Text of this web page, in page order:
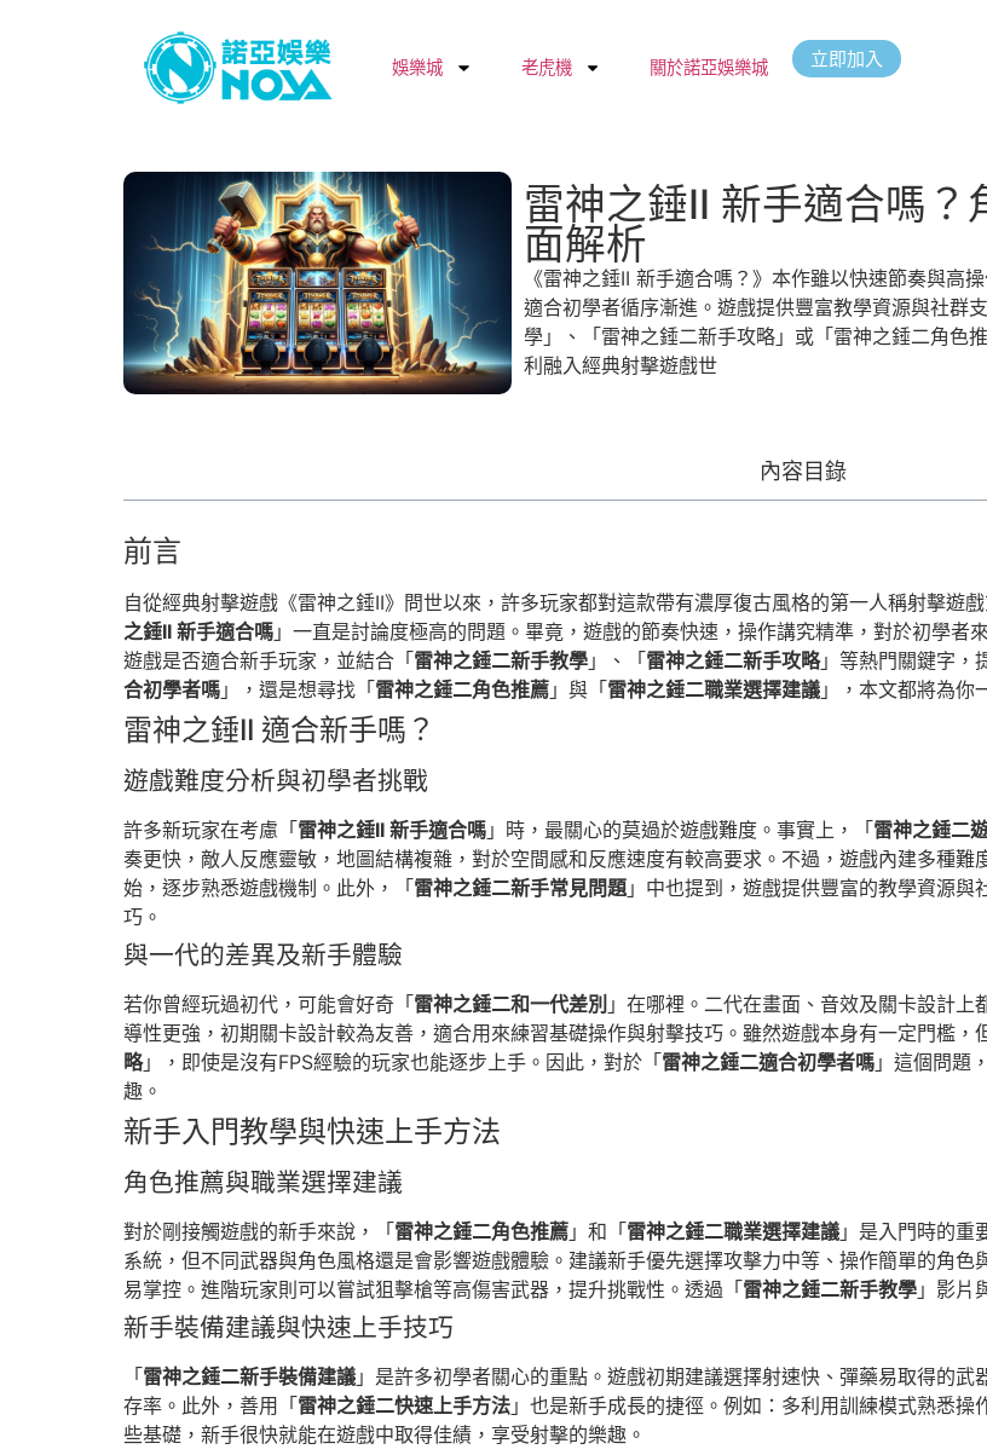
娛樂城 老虎機 關於諾亞娛樂城 立即加入
雷神之錘II 新手適合嗎
面解析
《雷神之錘II 新手適合嗎？》本作雖以快速節奏與高
適合初學者循序漸進。遊戲提供豐富教學資源與社群
學」、「雷神之錘二新手攻略」或「雷神之錘二角色
利融入經典射擊遊戲世
內容目錄
前言
自從經典射擊遊戲《雷神之錘II》問世以來，許多玩家都對這款帶有濃厚復古風格的第一人稱射擊遊
之錘II 新手適合嗎 」一直是討論度極高的問題。畢竟，遊戲的節奏快速，操作講究精準，對於初學
遊戲是否適合新手玩家，並結合「雷神之錘二新手教學 」、「雷神之錘二新手攻略」等熱門關鍵字，
合初學者嗎 」，還是想尋找「雷神之錘二角色推薦 」與「雷神之錘二職業選擇建議 」，本文都將為你
雷神之錘II 適合新手嗎？
遊戲難度分析與初學者挑戰
許多新玩家在考慮「雷神之錘II 新手適合嗎 」時，最關心的莫過於遊戲難度。事實上，「雷神之錘二
奏更快，敵人反應靈敏，地圖結構複雜，對於空間感和反應速度有較高要求。不過，遊戲內建多種
始，逐步熟悉遊戲機制。此外，「雷神之錘二新手常見問題 」中也提到，遊戲提供豐富的教學資源
巧。
與一代的差異及新手體驗
若你曾經玩過初代，可能會好奇「雷神之錘二和一代差別 」在哪裡。二代在畫面、音效及關卡設計
導性更強，初期關卡設計較為友善，適合用來練習基礎操作與射擊技巧。雖然遊戲本身有一定門檻，
略」，即使是沒有FPS經驗的玩家也能逐步上手。因此，對於「雷神之錘二適合初學者嗎 」這個問題
趣。
新手入門教學與快速上手方法
角色推薦與職業選擇建議
對於剛接觸遊戲的新手來說，「雷神之錘二角色推薦 」和「雷神之錘二職業選擇建議 」是入門時的重
系統，但不同武器與角色風格還是會影響遊戲體驗。建議新手優先選擇攻擊力中等、操作簡單的角
易掌控。進階玩家則可以嘗試狙擊槍等高傷害武器，提升挑戰性。透過「雷神之錘二新手教學 」影片
新手裝備建議與快速上手技巧
「雷神之錘二新手裝備建議 」是許多初學者關心的重點。遊戲初期建議選擇射速快、彈藥易取得的
存率。此外，善用「雷神之錘二快速上手方法 」也是新手成長的捷徑。例如：多利用訓練模式熟悉
些基礎，新手很快就能在遊戲中取得佳績，享受射擊的樂趣。